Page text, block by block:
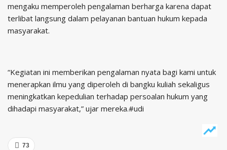
mengaku memperoleh pengalaman berharga karena dapat
terlibat langsung dalam pelayanan bantuan hukum kepada
masyarakat.
“Kegiatan ini memberikan pengalaman nyata bagi kami untuk
menerapkan ilmu yang diperoleh di bangku kuliah sekaligus
meningkatkan kepedulian terhadap persoalan hukum yang
dihadapi masyarakat,” ujar mereka.#udi
73